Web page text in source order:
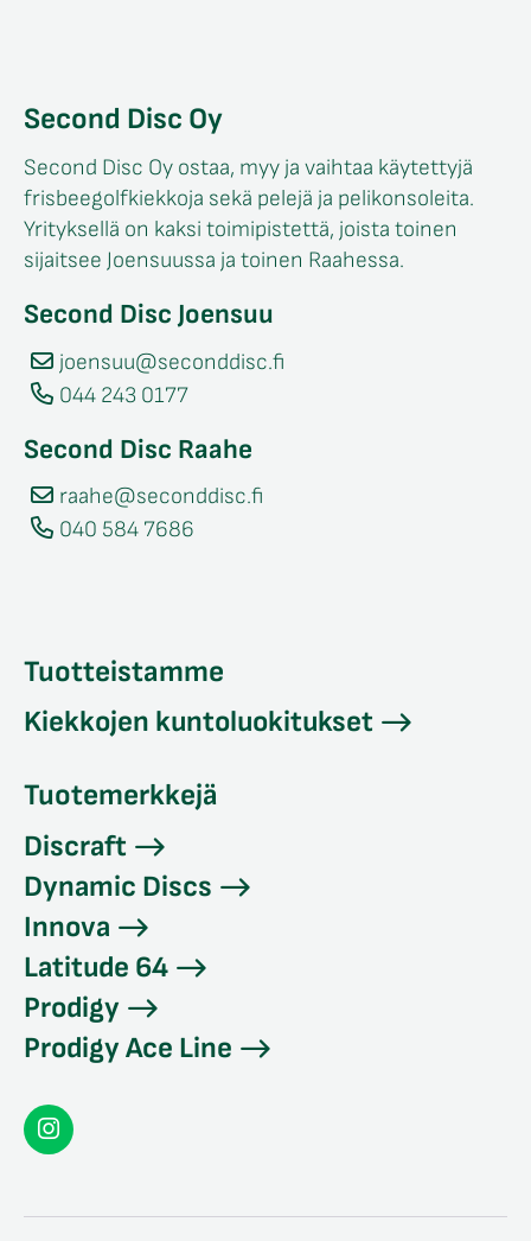
Second Disc Oy
Second Disc Oy ostaa, myy ja vaihtaa käytettyjä
frisbeegolfkiekkoja sekä pelejä ja pelikonsoleita.
Yrityksellä on kaksi toimipistettä, joista toinen
sijaitsee Joensuussa ja toinen Raahessa.
Second Disc Joensuu
joensuu@seconddisc.fi
044 243 0177
Second Disc Raahe
raahe@seconddisc.fi
040 584 7686
Tuotteistamme
Kiekkojen kuntoluokitukset
Tuotemerkkejä
Discraft
Dynamic Discs
Innova
Latitude 64
Prodigy
Prodigy Ace Line
Seconddisc